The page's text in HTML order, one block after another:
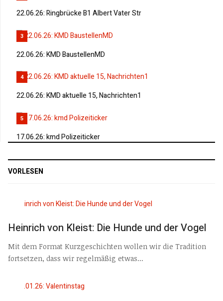
22.06.26: Ringbrücke B1 Albert Vater Str
3
22.06.26: KMD BaustellenMD
4
22.06.26: KMD aktuelle 15, Nachrichten1
5
17.06.26: kmd Polizeiticker
VORLESEN
Heinrich von Kleist: Die Hunde und der Vogel
Mit dem Format Kurzgeschichten wollen wir die Tradition
fortsetzen, dass wir regelmäßig etwas...